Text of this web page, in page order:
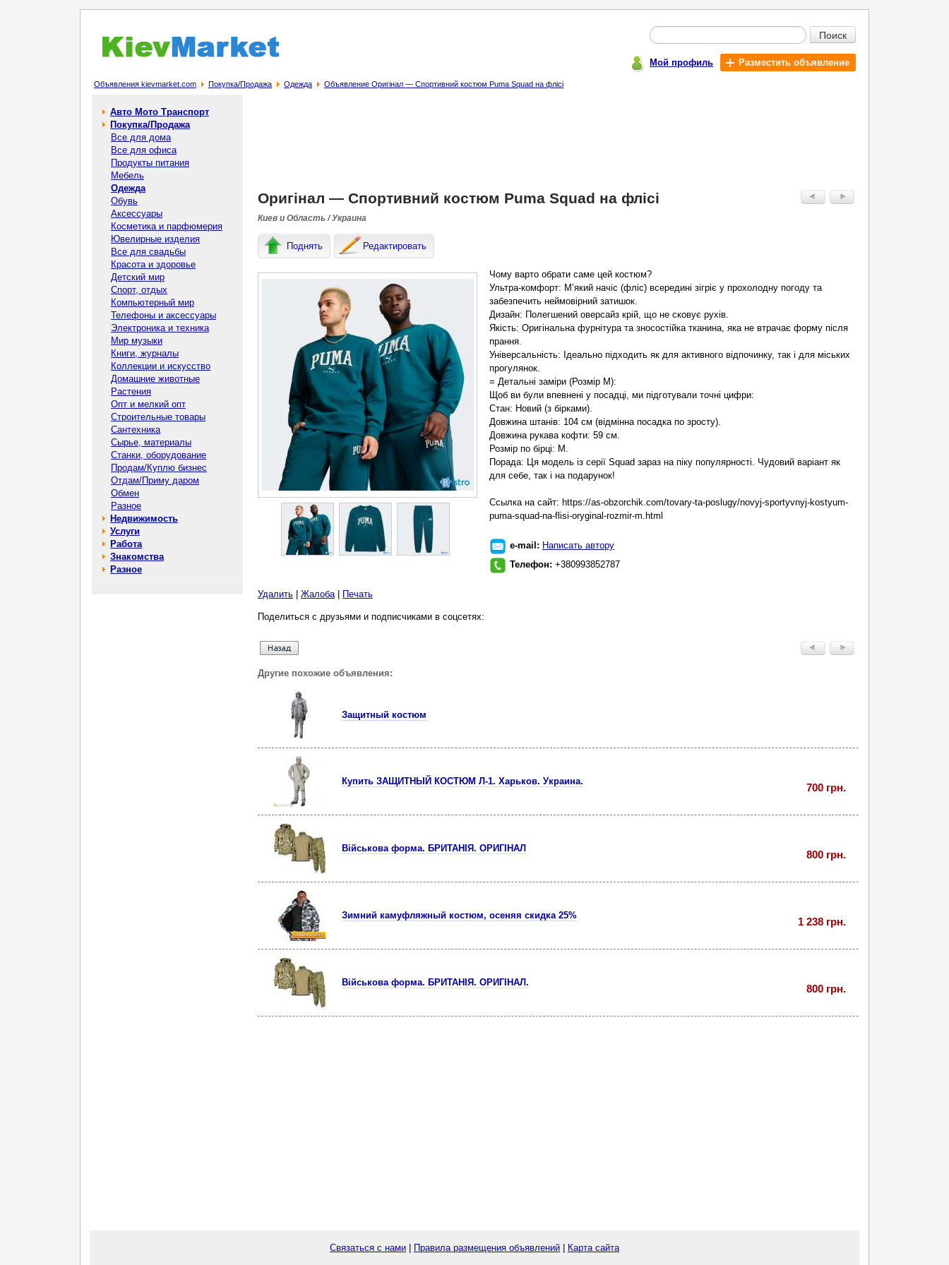
Поиск
Мой профиль Разместить объявление
Объявления kievmarket.com Покупка/Продажа Одежда Объявление Оригінал — Спортивний костюм Puma Squad на флісі
Авто Мото Транспорт
Покупка/Продажа
Все для дома
Все для офиса
Продукты питания
Мебель
Одежда
Обувь
Аксессуары
Косметика и парфюмерия
Ювелирные изделия
Все для свадьбы
Красота и здоровье
Детский мир
Спорт, отдых
Компьютерный мир
Телефоны и аксессуары
Электроника и техника
Мир музыки
Книги, журналы
Коллекции и искусство
Домашние животные
Растения
Опт и мелкий опт
Строительные товары
Сантехника
Сырье, материалы
Станки, оборудование
Продам/Куплю бизнес
Отдам/Приму даром
Обмен
Разное
Недвижимость
Услуги
Работа
Знакомства
Разное
Оригінал — Спортивний костюм Puma Squad на флісі
Киев и Область / Украина
Поднять Редактировать
Чому варто обрати саме цей костюм?
Ультра-комфорт: М’який начіс (фліс) всередині зігріє у прохолодну погоду та
забезпечить неймовірний затишок.
Дизайн: Полегшений оверсайз крій, що не сковує рухів.
Якість: Оригінальна фурнітура та зносостійка тканина, яка не втрачає форму після
прання.
Універсальність: Ідеально підходить як для активного відпочинку, так і для міських
прогулянок.
= Детальні заміри (Розмір M):
Щоб ви були впевнені у посадці, ми підготували точні цифри:
Стан: Новий (з бірками).
Довжина штанів: 104 см (відмінна посадка по зросту).
Довжина рукава кофти: 59 см.
Розмір по бірці: M.
Порада: Ця модель із серії Squad зараз на піку популярності. Чудовий варіант як
для себе, так і на подарунок!
Ссылка на сайт: https://as-obzorchik.com/tovary-ta-poslugy/novyj-sportyvnyj-kostyum-
puma-squad-na-flisi-oryginal-rozmir-m.html
e-mail: Написать автору
Телефон: +380993852787
Удалить Жалоба| Печать
Поделиться с друзьями и подписчиками в соцсетях:
Другие похожие объявления:
Защитный костюм
Купить ЗАЩИТНЫЙ КОСТЮМ Л-1. Харьков. Украина.
700 грн.
Військова форма. БРИТАНІЯ. ОРИГІНАЛ
800 грн.
Зимний камуфляжный костюм, осеняя скидка 25%
1 238 грн.
Військова форма. БРИТАНІЯ. ОРИГІНАЛ.
800 грн.
Связаться с нами Правила размещения объявлений Карта сайта